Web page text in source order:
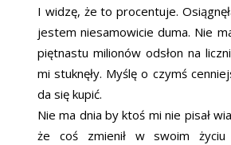
I widzę, że to procentuje.
jestem niesamowicie duma. Nie
piętnastu milionów odsłon na
mi stuknęły. Myślę o czymś
da się kupić.
Nie ma dnia by ktoś mi nie pisał
że coś zmienił w swoim życiu